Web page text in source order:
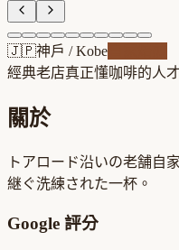
🇯🇵神戶 /Kobe
經典老店真正懂咖啡的人
關於
トアロード沿いの老舗自
継ぐ洗練された一杯。
Google 評分